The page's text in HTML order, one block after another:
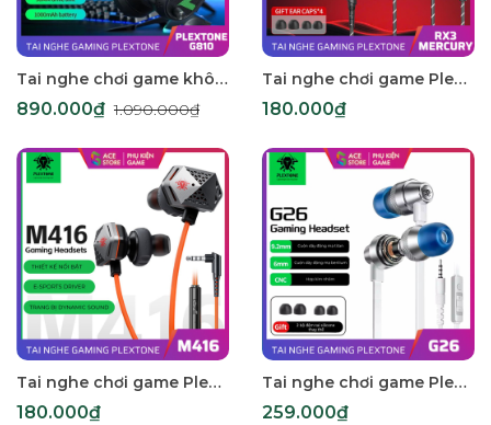
Tai nghe chơi game không dây Plextone G810 LED Light E-Sport Gaming, có mic tháo rời
890.000₫1.090.000₫
Tai nghe chơi game Plextone Plextone Rx3 Mercury
180.000₫
Tai nghe chơi game Plextone M416 chính hãng | Hỗ trợ Type-C & 3.5mm
180.000₫
Tai nghe chơi game Plextone G26 - Type C (Tặng Kèm Cáp 3.5mm) - Gace Store
259.000₫